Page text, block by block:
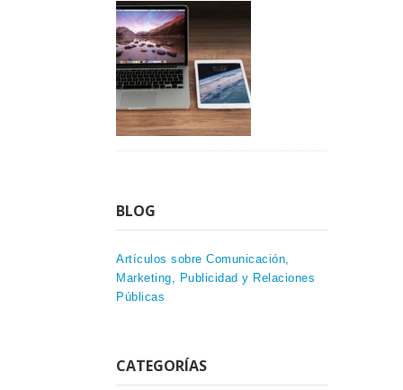
BLOG
Artículos sobre Comunicación,
Marketing, Publicidad y Relaciones
Públicas
CATEGORÍAS